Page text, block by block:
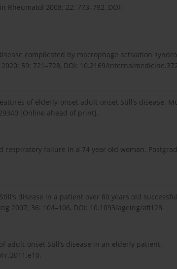
Rheumatol 2008; 22: 773–792, DOI:
complicated by macrophage activation
59: 721–728, DOI: 10.2169/
of elderly-onset adult-onset Still’s disease.
[Online ahead of print].
respiratory failure in a 74 year old woman.
disease in a patient over 80 years old
2007; 36: 104–106, DOI: 10.1093/ageing/afl128.
adult-onset Still’s disease in an elderly patient.